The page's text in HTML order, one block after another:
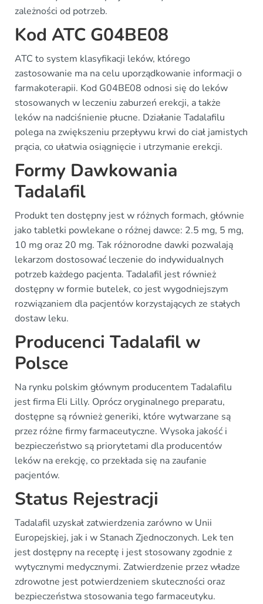
zależności od potrzeb.
Kod ATC G04BE08
ATC to system klasyfikacji leków, którego
zastosowanie ma na celu uporządkowanie informacji o
farmakoterapii. Kod G04BE08 odnosi się do leków
stosowanych w leczeniu zaburzeń erekcji, a także
leków na nadciśnienie płucne. Działanie Tadalafilu
polega na zwiększeniu przepływu krwi do ciał jamistych
prącia, co ułatwia osiągnięcie i utrzymanie erekcji.
Formy Dawkowania
Tadalafil
Produkt ten dostępny jest w różnych formach, głównie
jako tabletki powlekane o różnej dawce: 2.5 mg, 5 mg,
10 mg oraz 20 mg. Tak różnorodne dawki pozwalają
lekarzom dostosować leczenie do indywidualnych
potrzeb każdego pacjenta. Tadalafil jest również
dostępny w formie butelek, co jest wygodniejszym
rozwiązaniem dla pacjentów korzystających ze stałych
dostaw leku.
Producenci Tadalafil w
Polsce
Na rynku polskim głównym producentem Tadalafilu
jest firma Eli Lilly. Oprócz oryginalnego preparatu,
dostępne są również generiki, które wytwarzane są
przez różne firmy farmaceutyczne. Wysoka jakość i
bezpieczeństwo są priorytetami dla producentów
leków na erekcję, co przekłada się na zaufanie
pacjentów.
Status Rejestracji
Tadalafil uzyskał zatwierdzenia zarówno w Unii
Europejskiej, jak i w Stanach Zjednoczonych. Lek ten
jest dostępny na receptę i jest stosowany zgodnie z
wytycznymi medycznymi. Zatwierdzenie przez władze
zdrowotne jest potwierdzeniem skuteczności oraz
bezpieczeństwa stosowania tego farmaceutyku.